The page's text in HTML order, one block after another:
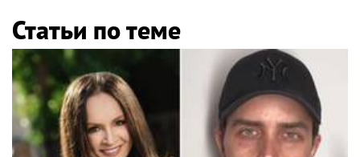
Статьи по теме